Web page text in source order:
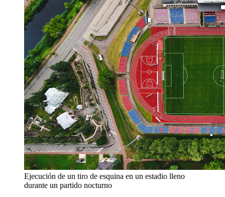
Ejecución de un tiro de esquina en un estadio lleno
durante un partido nocturno